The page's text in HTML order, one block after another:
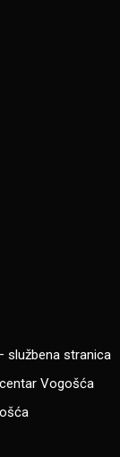
službena stranica
Vogošća